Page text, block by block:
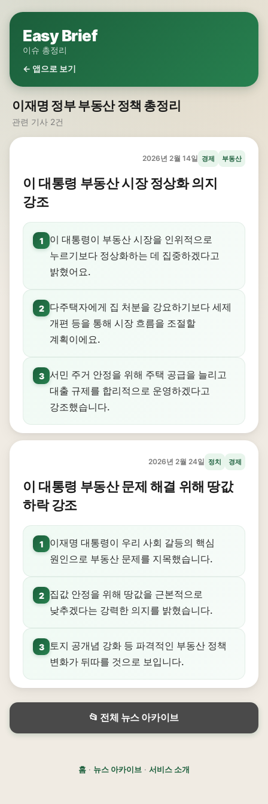
Easy Brief
이슈 총정리
← 앱으로 보기
이재명 정부 부동산 정책 총정리
관련 기사 2건
2026년 2월 14일 경제 부동산
이 대통령 부동산 시장 정상화 의지
강조
1
이 대통령이 부동산 시장을 인위적으로
누르기보다 정상화하는 데 집중하겠다고
밝혔어요.
2
다주택자에게 집 처분을 강요하기보다 세제
개편 등을 통해 시장 흐름을 조절할
계획이에요.
3 서민 주거 안정을 위해 주택 공급을 늘리고
대출 규제를 합리적으로 운영하겠다고
강조했습니다.
2026년 2월 24일 정치 경제
이 대통령 부동산 문제 해결 위해 땅값
하락 강조
1
이재명 대통령이 우리 사회 갈등의 핵심
원인으로 부동산 문제를 지목했습니다.
2
집값 안정을 위해 땅값을 근본적으로
낮추겠다는 강력한 의지를 밝혔습니다.
3
토지 공개념 강화 등 파격적인 부동산 정책
변화가 뒤따를 것으로 보입니다.
📂 전체 뉴스 아카이브
홈 · 뉴스 아카이브 · 서비스 소개